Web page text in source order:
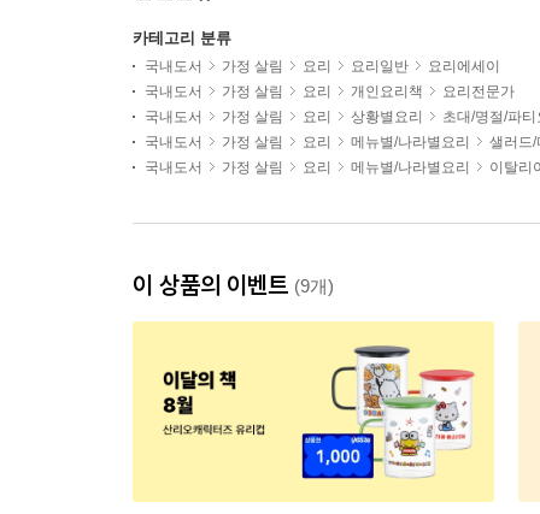
카테고리 분류
국내도서 가정 살림 요리 요리일반
요리에세이
국내도서
가정 살림 요리 개인요리책
요리전문가
국내도서
가정 살림 요리 상황별요리
초대/명절/파티
국내도서
가정 살림 요리 메뉴별/나라별요리
샐러드/
국내도서
가정 살림 요리 메뉴별/나라별요리 이탈리
이 상품의 이벤트 (9개)